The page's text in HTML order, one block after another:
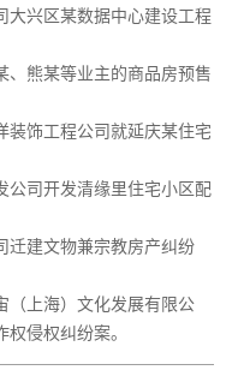
大兴区某数据中心建设工程
、熊某等业主的商品房预售
装饰工程公司就延庆某住宅
公司开发清缘里住宅小区配
迁建文物兼宗教房产纠纷
（上海）文化发展有限公
侵权纠纷案。